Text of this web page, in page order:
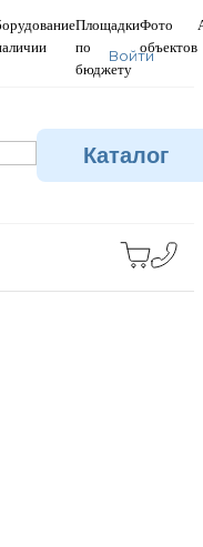
Площадки
по
бюджету
Фото
объектов
Войти
Каталог